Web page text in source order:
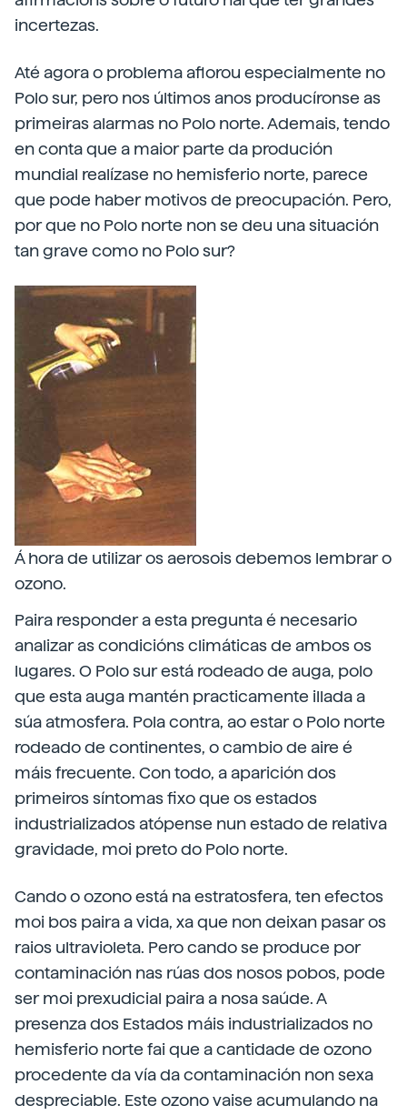
incertezas.
Até agora o problema aflorou especialmente no
Polo sur, pero nos últimos anos producíronse as
primeiras alarmas no Polo norte. Ademais, tendo
en conta que a maior parte da produción
mundial realízase no hemisferio norte, parece
que pode haber motivos de preocupación. Pero,
por que no Polo norte non se deu una situación
tan grave como no Polo sur?
Á hora de utilizar os aerosois debemos lembrar o
ozono.
Paira responder a esta pregunta é necesario
analizar as condicións climáticas de ambos os
lugares. O Polo sur está rodeado de auga, polo
que esta auga mantén practicamente illada a
súa atmosfera. Pola contra, ao estar o Polo norte
rodeado de continentes, o cambio de aire é
máis frecuente. Con todo, a aparición dos
primeiros síntomas fixo que os estados
industrializados atópense nun estado de relativa
gravidade, moi preto do Polo norte.
Cando o ozono está na estratosfera, ten efectos
moi bos paira a vida, xa que non deixan pasar os
raios ultravioleta. Pero cando se produce por
contaminación nas rúas dos nosos pobos, pode
ser moi prexudicial paira a nosa saúde. A
presenza dos Estados máis industrializados no
hemisferio norte fai que a cantidade de ozono
procedente da vía da contaminación non sexa
despreciable. Este ozono vaise acumulando na